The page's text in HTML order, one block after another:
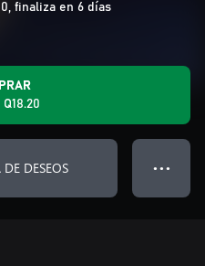
finaliza en 6 días
Q18.20
DESEOS ● ● ●